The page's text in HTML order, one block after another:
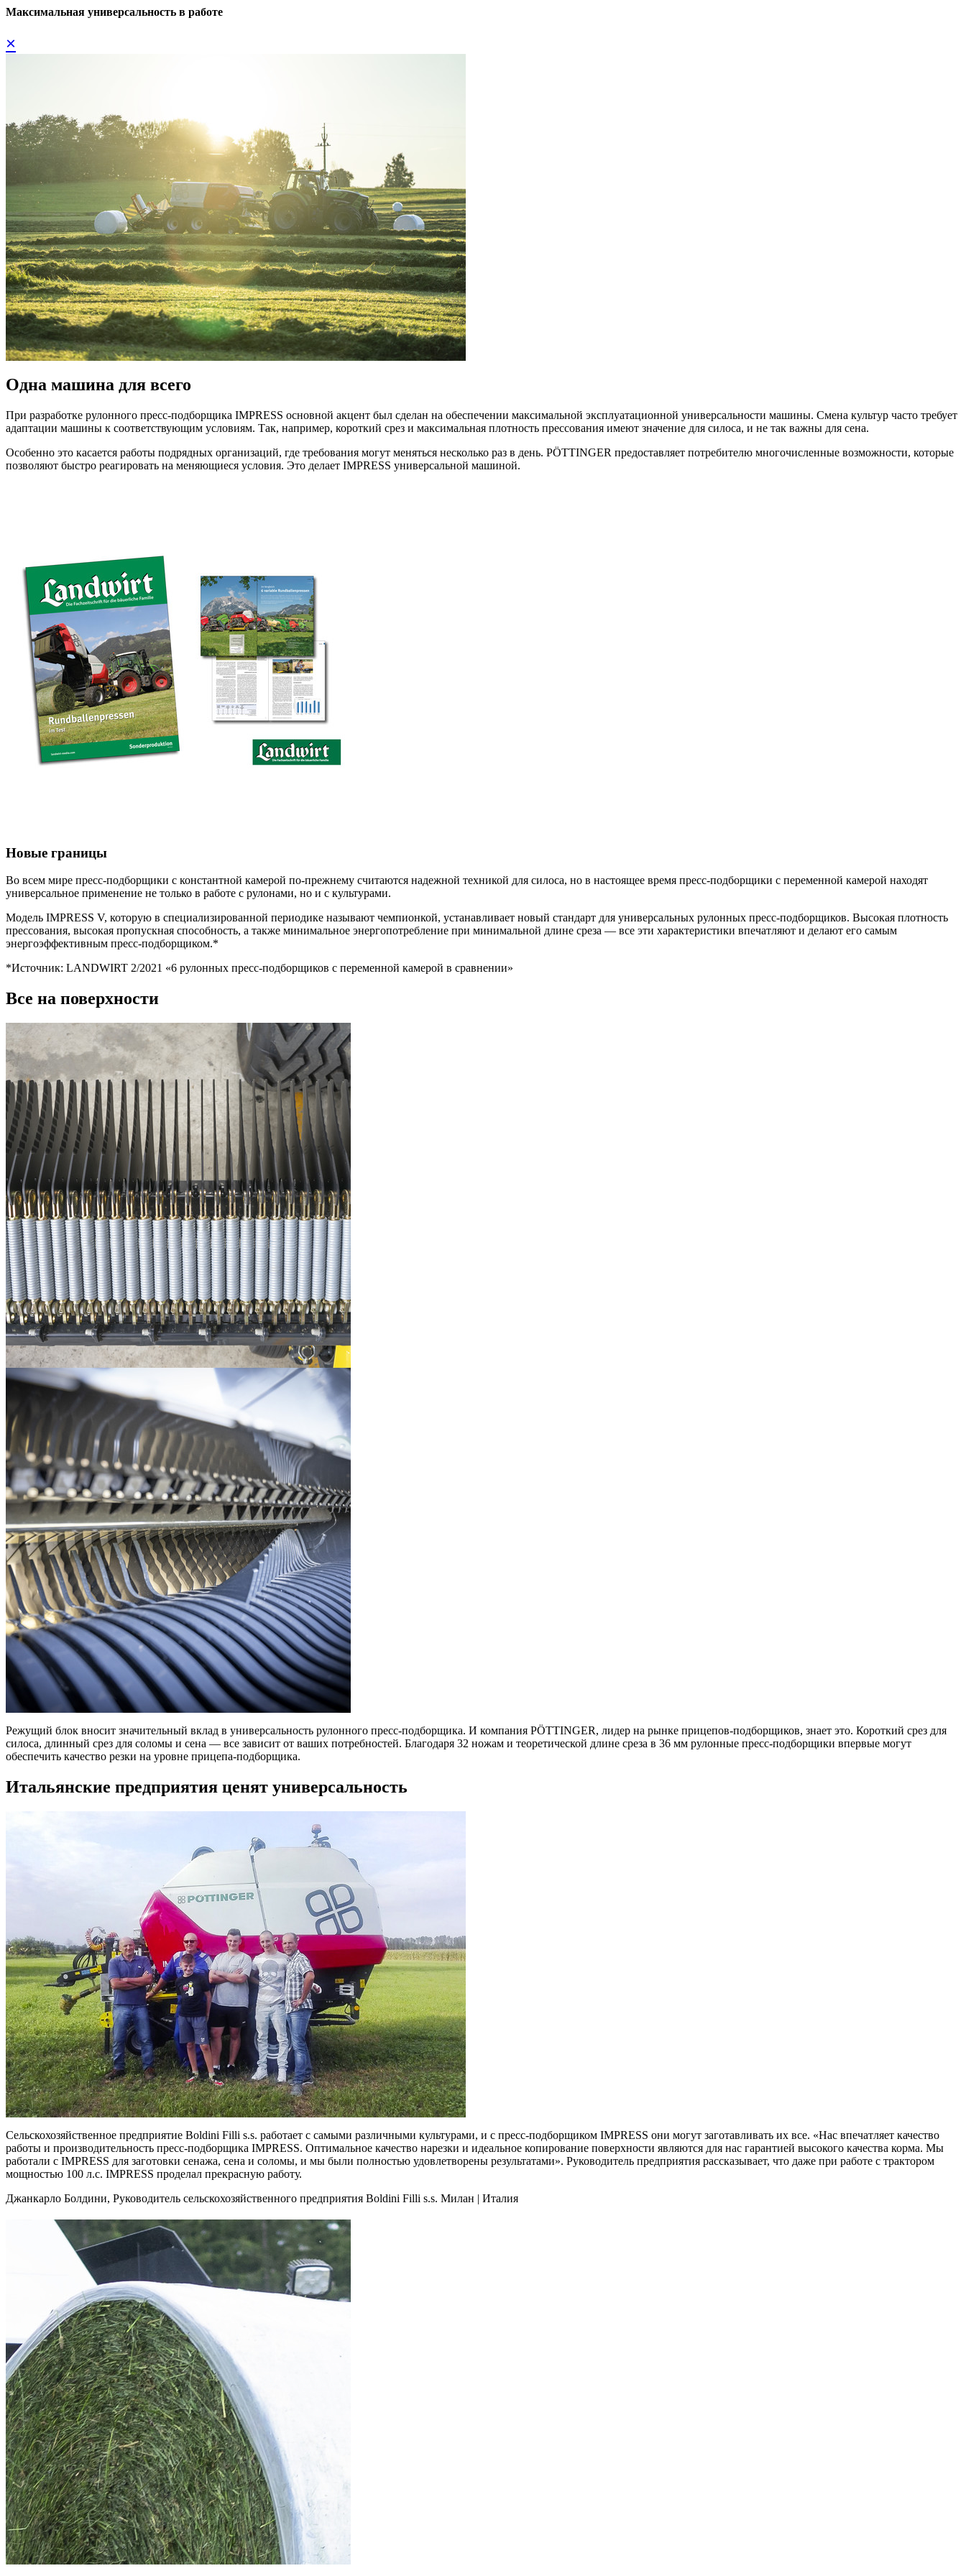
Максимальная универсальность в работе
×
Одна машина для всего
При разработке рулонного пресс-подборщика IMPRESS основной акцент был сделан на обеспечении максимальной эксплуатационной универсальности машины. Смена культур часто требует
адаптации машины к соответствующим условиям. Так, например, короткий срез и максимальная плотность прессования имеют значение для силоса, и не так важны для сена.
Особенно это касается работы подрядных организаций, где требования могут меняться несколько раз в день. PÖTTINGER предоставляет потребителю многочисленные возможности, которые
позволяют быстро реагировать на меняющиеся условия. Это делает IMPRESS универсальной машиной.
Новые границы
Во всем мире пресс-подборщики с константной камерой по-прежнему считаются надежной техникой для силоса, но в настоящее время пресс-подборщики с переменной камерой находят
универсальное применение не только в работе с рулонами, но и с культурами.
Модель IMPRESS V, которую в специализированной периодике называют чемпионкой, устанавливает новый стандарт для универсальных рулонных пресс-подборщиков. Высокая плотность
прессования, высокая пропускная способность, а также минимальное энергопотребление при минимальной длине среза — все эти характеристики впечатляют и делают его самым
энергоэффективным пресс-подборщиком.*
*Источник: LANDWIRT 2/2021 «6 рулонных пресс-подборщиков с переменной камерой в сравнении»
Все на поверхности
Режущий блок вносит значительный вклад в универсальность рулонного пресс-подборщика. И компания PÖTTINGER, лидер на рынке прицепов-подборщиков, знает это. Короткий срез для
силоса, длинный срез для соломы и сена — все зависит от ваших потребностей. Благодаря 32 ножам и теоретической длине среза в 36 мм рулонные пресс-подборщики впервые могут
обеспечить качество резки на уровне прицепа-подборщика.
Итальянские предприятия ценят универсальность
Сельскохозяйственное предприятие Boldini Filli s.s. работает с самыми различными культурами, и с пресс-подборщиком IMPRESS они могут заготавливать их все. «Нас впечатляет качество
работы и производительность пресс-подборщика IMPRESS. Оптимальное качество нарезки и идеальное копирование поверхности являются для нас гарантией высокого качества корма. Мы
работали с IMPRESS для заготовки сенажа, сена и соломы, и мы были полностью удовлетворены результатами». Руководитель предприятия рассказывает, что даже при работе с трактором
мощностью 100 л.с. IMPRESS проделал прекрасную работу.
Джанкарло Болдини, Руководитель сельскохозяйственного предприятия Boldini Filli s.s. Милан | Италия